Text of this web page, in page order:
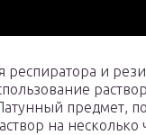
и
предмет,
на несколько